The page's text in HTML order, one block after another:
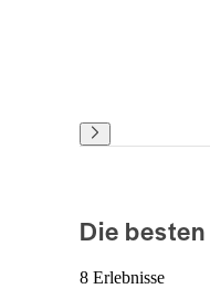
Die
8 Erlebnisse